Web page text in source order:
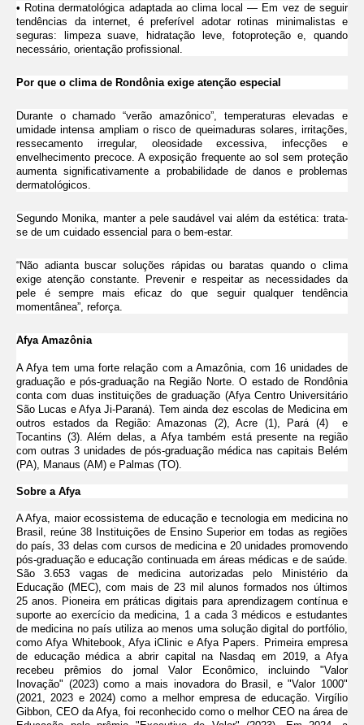
• Rotina dermatológica adaptada ao clima local — Em vez de seguir
tendências da internet, é preferível adotar rotinas minimalistas e
seguras: limpeza suave, hidratação leve, fotoproteção e, quando
necessário, orientação profissional.
Por que o clima de Rondônia exige atenção especial
Durante o chamado “verão amazônico”, temperaturas elevadas e
umidade intensa ampliam o risco de queimaduras solares, irritações,
ressecamento irregular, oleosidade excessiva, infecções e
envelhecimento precoce. A exposição frequente ao sol sem proteção
aumenta significativamente a probabilidade de danos e problemas
dermatológicos.
Segundo Monika, manter a pele saudável vai além da estética: trata-
se de um cuidado essencial para o bem-estar.
“Não adianta buscar soluções rápidas ou baratas quando o clima
exige atenção constante. Prevenir e respeitar as necessidades da
pele é sempre mais eficaz do que seguir qualquer tendência
momentânea”, reforça.
Afya Amazônia
A Afya tem uma forte relação com a Amazônia, com 16 unidades de
graduação e pós-graduação na Região Norte. O estado de Rondônia
conta com duas instituições de graduação (Afya Centro Universitário
São Lucas e Afya Ji-Paraná). Tem ainda dez escolas de Medicina em
outros estados da Região: Amazonas (2), Acre (1), Pará (4) e
Tocantins (3). Além delas, a Afya também está presente na região
com outras 3 unidades de pós-graduação médica nas capitais Belém
(PA), Manaus (AM) e Palmas (TO).
Sobre a Afya
A Afya, maior ecossistema de educação e tecnologia em medicina no
Brasil, reúne 38 Instituições de Ensino Superior em todas as regiões
do país, 33 delas com cursos de medicina e 20 unidades promovendo
pós-graduação e educação continuada em áreas médicas e de saúde.
São 3.653 vagas de medicina autorizadas pelo Ministério da
Educação (MEC), com mais de 23 mil alunos formados nos últimos
25 anos. Pioneira em práticas digitais para aprendizagem contínua e
suporte ao exercício da medicina, 1 a cada 3 médicos e estudantes
de medicina no país utiliza ao menos uma solução digital do portfólio,
como Afya Whitebook, Afya iClinic e Afya Papers. Primeira empresa
de educação médica a abrir capital na Nasdaq em 2019, a Afya
recebeu prêmios do jornal Valor Econômico, incluindo "Valor
Inovação" (2023) como a mais inovadora do Brasil, e "Valor 1000"
(2021, 2023 e 2024) como a melhor empresa de educação. Virgílio
Gibbon, CEO da Afya, foi reconhecido como o melhor CEO na área de